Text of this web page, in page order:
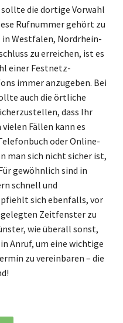
die dortige Vorwahl
Rufnummer gehört zu
Westfalen, Nordrhein-
zu erreichen, ist es
einer Festnetz-
immer anzugeben. Bei
auch die örtliche
dass Ihr
Fällen kann es
oder Online-
man sich nicht sicher ist,
gewöhnlich sind in
schnell und
sich ebenfalls, vor
Zeitfenster zu
wie überall sonst,
Anruf, um eine wichtige
zu vereinbaren – die